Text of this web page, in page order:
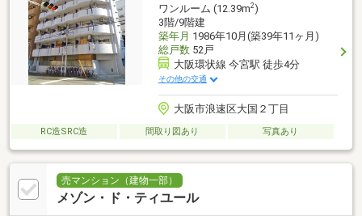
ワンルーム (12.39m2)
3階/9階建
築年月 1986年10月(築39年11ヶ月)
総戸数52戸
大阪環状線 今宮駅 徒歩4分
その他の交通
大阪市浪速区大国２丁目
RC造SRC造 間取り図あり 写真あり
売マンション（建物一部）
メゾン・ド・ティユール